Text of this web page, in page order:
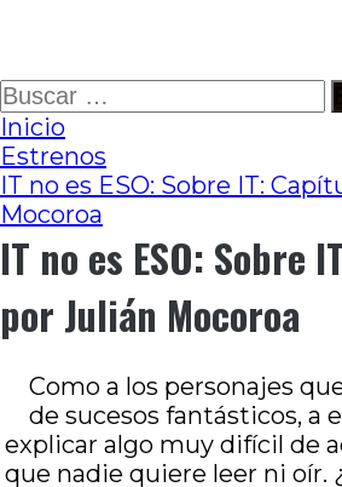
Ir
al
contenido
Buscar:
Inicio
Estrenos
IT no es ESO: Sobre IT:
Mocoroa
IT no es ESO: Sobre
por Julián Mocoroa
Como a los personajes
de sucesos fantásticos, a
explicar algo muy difícil de
que nadie quiere leer ni oír.